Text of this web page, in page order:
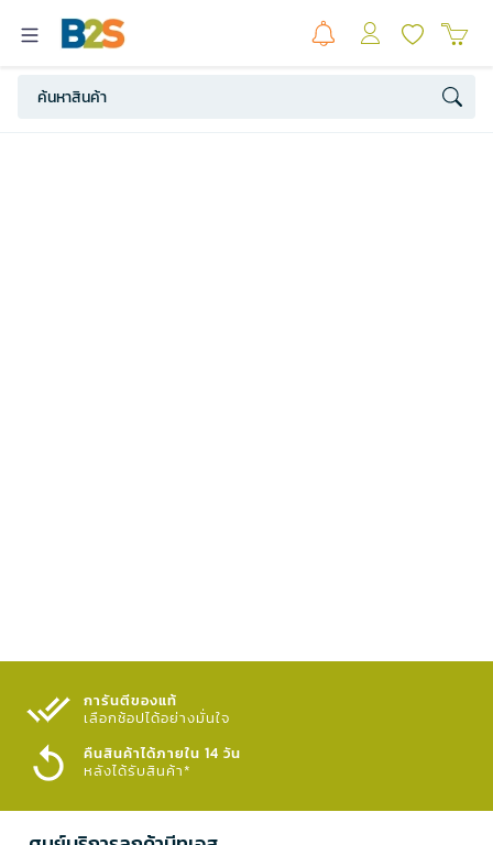
การันตีของแท้
เลือกช้อปได้อย่างมั่นใจ​
คืนสินค้าได้ภายใน 14 วัน
หลังได้รับสินค้า*